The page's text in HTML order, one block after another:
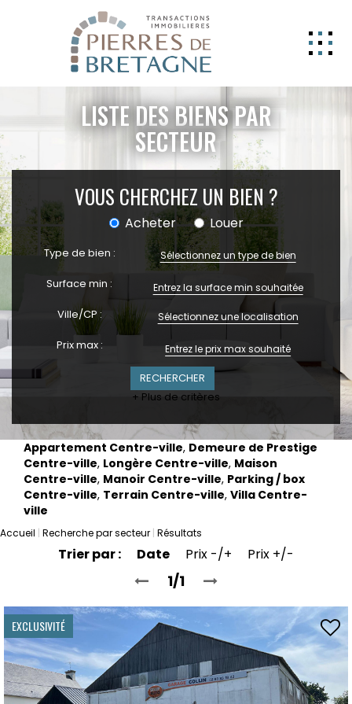
NOS BIENS
GERER
NOS AGENCES
ESTIMATION
CONTACT
ESPACE CLIENT
EXTRANET
LISTE DES BIENS PAR
SECTEUR
VOUS CHERCHEZ UN BIEN ?
Acheter Louer
Type de bien : Sélectionnez un type de bien
Surface min :
Ville/CP : Sélectionnez une localisation
Prix max :
+ Plus de critères
Appartement Centre-ville, Demeure de Prestige
Centre-ville, Longère Centre-ville, Maison
Centre-ville, Manoir Centre-ville, Parking / box
Centre-ville, Terrain Centre-ville, Villa Centre-
ville
Accueil Recherche par secteur Résultats
Trier par : Date Prix -/+ Prix +/-
1/1
EXCLUSIVITÉ